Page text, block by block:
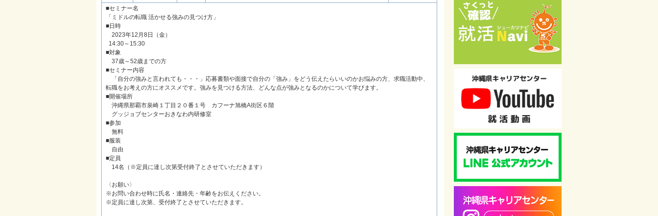
■セミナー名
「ミドルの転職 活かせる強みの見つけ方」
■日時
2023年12月8日（金）
14:30～15:30
■対象
37歳～52歳までの方
■セミナー内容
「自分の強みと言われても・・・」応募書類や面接で自分の「強み」をどう伝えたらいいのかお悩みの方、求職活動中、
転職をお考えの方にオススメです。強みを見つける方法、どんな点が強みとなるのかについて学びます。
■開催場所
沖縄県那覇市泉崎１丁目２０番１号 カフーナ旭橋A街区６階
グッジョブセンターおきなわ内研修室
■参加
無料
■服装
自由
■定員
14名（※定員に達し次第受付終了とさせていただきます）
〈お願い〉
※お問い合わせ時に氏名・連絡先・年齢をお伝えください。
※定員に達し次第、受付終了とさせていただきます。